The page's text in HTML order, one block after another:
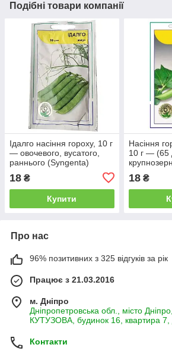
Подібні товари компанії
Ідалго насіння гороху, 10 г
— овочевого, вусатого,
раннього (Syngenta)
18 ₴
Купити
Насіння
10 г — (65
18₴
Про нас
96% позитивних з 325 відгуків за рік
Працює з 21.03.2016
м. Дніпро
Дніпропетровська обл., місто
КУТУЗОВА, будинок 16, квартира 7,
Контакти